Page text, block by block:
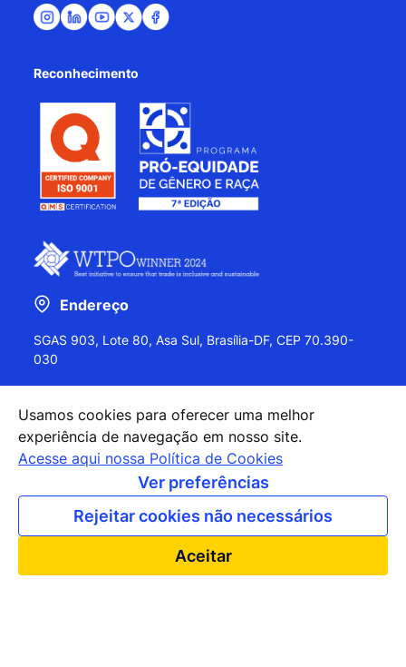
Reconhecimento
Endereço
SGAS 903, Lote 80, Asa Sul, Brasília-DF, CEP 70.390-
030
+55 (61) 2027-0202
+55 (61) 2027-0203
apexbrasil@apexbrasil.com.br
Nossos escritórios pelo mundo
Usamos cookies para oferecer uma melhor
experiência de navegação em nosso site.
Acesse aqui nossa Política de Cookies
Ver preferências
Rejeitar cookies não necessários
Aceitar